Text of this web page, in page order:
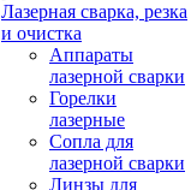
Лазерная сварка, резка
и очистка
Аппараты
лазерной сварки
Горелки
лазерные
Сопла для
лазерной сварки
Линзы для